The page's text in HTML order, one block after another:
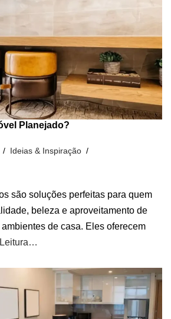
Planejado?
Ideias & Inspiração
são soluções perfeitas para quem
beleza e aproveitamento de
de casa. Eles oferecem